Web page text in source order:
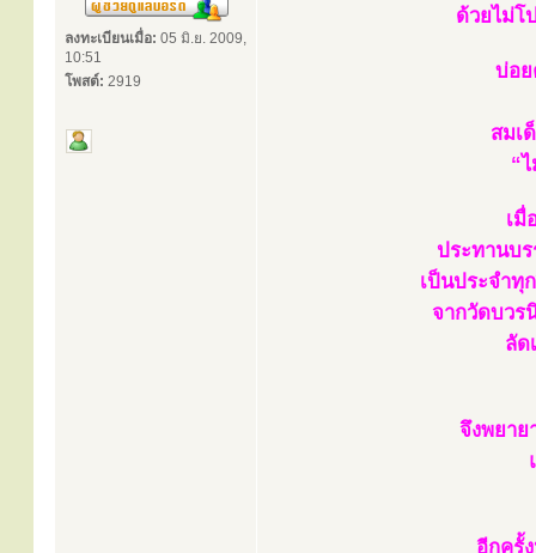
ลงทะเบียนเมื่อ: 05 มิ.ย. 2009,
10:51
โพสต์: 2919
ด้วยไม่โ
บ่อย
สมเ
“
เมื่
ประทานบ
เป็นประจำทุ
จากวัดบวร
ลัด
จึงพยาย
อีกครั้